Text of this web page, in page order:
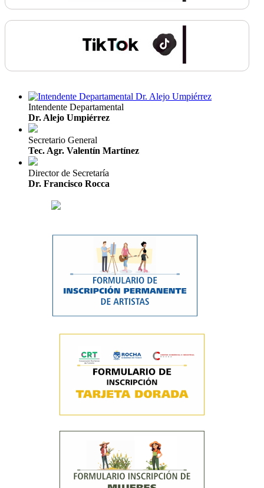
Intendente Departamental
Dr. Alejo Umpiérrez
Secretario General
Tec. Agr. Valentín Martínez
Director de Secretaría
Dr. Francisco Rocca